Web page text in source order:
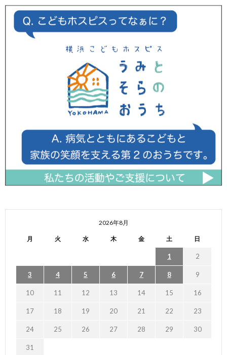
2026年8月
月 火 水 木 金 土 日
1 2
3 4 5 6 7 8 9
10 11 12 13 14 15 16
17 18 19 20 21 22 23
24 25 26 27 28 29 30
31